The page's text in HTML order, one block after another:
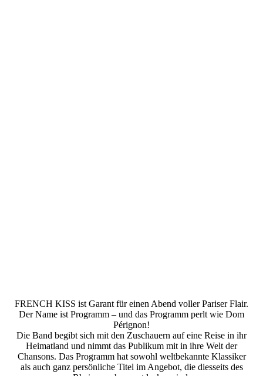
FRENCH KISS ist Garant für einen Abend voller Pariser Flair.
Der Name ist Programm – und das Programm perlt wie Dom
Pérignon!
Die Band begibt sich mit den Zuschauern auf eine Reise in ihr
Heimatland und nimmt das Publikum mit in ihre Welt der
Chansons. Das Programm hat sowohl weltbekannte Klassiker
als auch ganz persönliche Titel im Angebot, die diesseits des